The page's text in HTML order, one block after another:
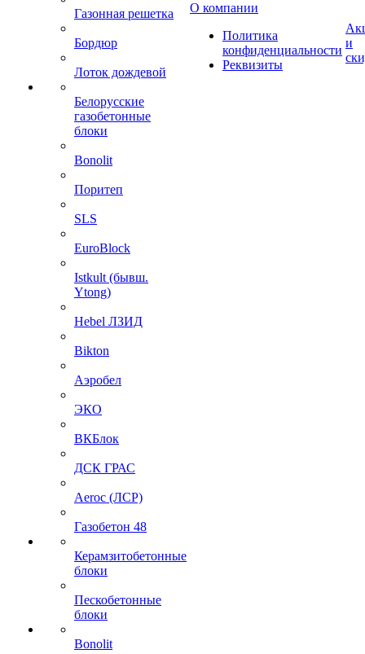
Газонная решетка
Бордюр
Лоток дождевой
Белорусские
газобетонные
блоки
Bonolit
Поритеп
SLS
EuroBlock
Istkult (бывш.
Ytong)
Hebel ЛЗИД
Bikton
Аэробел
ЭКО
ВКБлок
ДСК ГРАС
Aeroc (ЛСР)
Газобетон 48
Керамзитобетонные
блоки
Пескобетонные
блоки
Bonolit
О компании
Политика
конфиденциальности
Реквизиты
и